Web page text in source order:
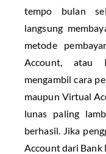
tempo bulan
langsung
metode
Account, atau
mengambil cara
maupun Virtual
lunas paling
berhasil. Jika
Account dari Bank